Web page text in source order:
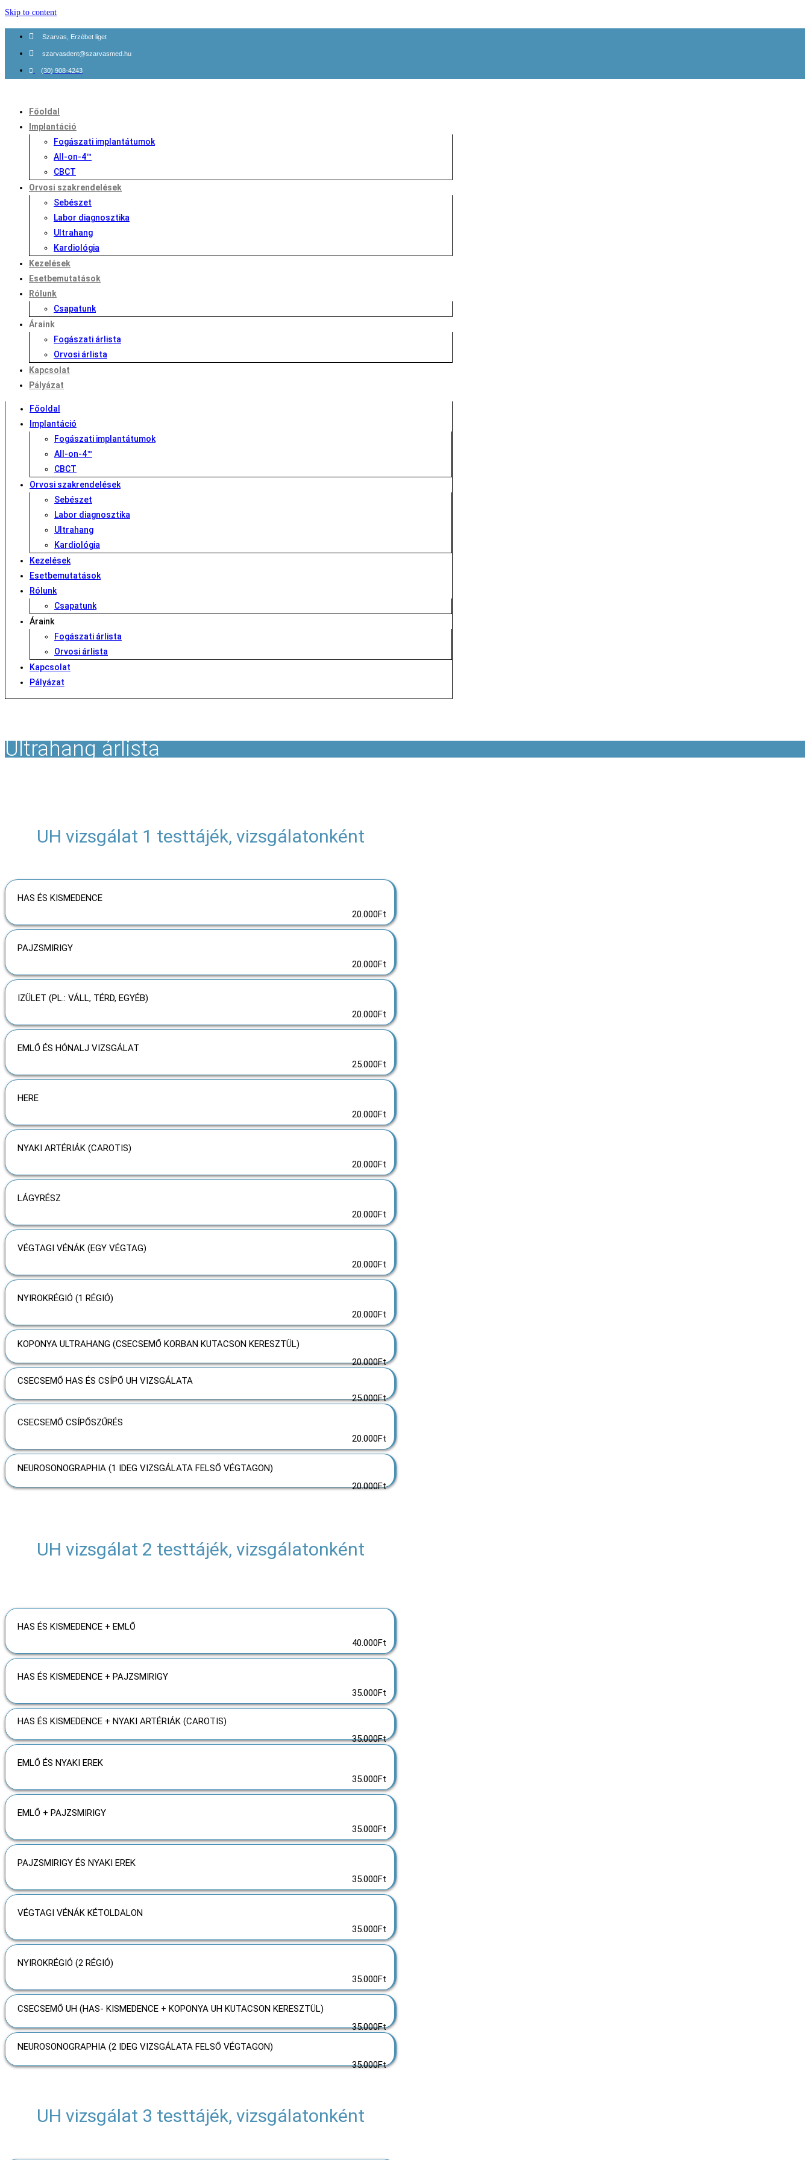
Skip to content
Szarvas, Erzébet liget
szarvasdent@szarvasmed.hu
(30) 908-4243
Főoldal
Implantáció
Fogászati implantátumok
All-on-4™
CBCT
Orvosi szakrendelések
Sebészet
Labor diagnosztika
Ultrahang
Kardiológia
Kezelések
Esetbemutatások
Rólunk
Csapatunk
Áraink
Fogászati árlista
Orvosi árlista
Kapcsolat
Pályázat
Főoldal
Implantáció
Fogászati implantátumok
All-on-4™
CBCT
Orvosi szakrendelések
Sebészet
Labor diagnosztika
Ultrahang
Kardiológia
Kezelések
Esetbemutatások
Rólunk
Csapatunk
Áraink
Fogászati árlista
Orvosi árlista
Kapcsolat
Pályázat
Ultrahang árlista
UH vizsgálat 1 testtájék, vizsgálatonként
HAS ÉS KISMEDENCE
20.000Ft
PAJZSMIRIGY
20.000Ft
IZÜLET (PL.: VÁLL, TÉRD, EGYÉB)
20.000Ft
EMLŐ ÉS HÓNALJ VIZSGÁLAT
25.000Ft
HERE
20.000Ft
NYAKI ARTÉRIÁK (CAROTIS)
20.000Ft
LÁGYRÉSZ
20.000Ft
VÉGTAGI VÉNÁK (EGY VÉGTAG)
20.000Ft
NYIROKRÉGIÓ (1 RÉGIÓ)
20.000Ft
KOPONYA ULTRAHANG (CSECSEMŐ KORBAN KUTACSON KERESZTÜL)
20.000Ft
CSECSEMŐ HAS ÉS CSÍPŐ UH VIZSGÁLATA
25.000Ft
CSECSEMŐ CSÍPŐSZŰRÉS
20.000Ft
NEUROSONOGRAPHIA (1 IDEG VIZSGÁLATA FELSŐ VÉGTAGON)
20.000Ft
UH vizsgálat 2 testtájék, vizsgálatonként
HAS ÉS KISMEDENCE + EMLŐ
40.000Ft
HAS ÉS KISMEDENCE + PAJZSMIRIGY
35.000Ft
HAS ÉS KISMEDENCE + NYAKI ARTÉRIÁK (CAROTIS)
35.000Ft
EMLŐ ÉS NYAKI EREK
35.000Ft
EMLŐ + PAJZSMIRIGY
35.000Ft
PAJZSMIRIGY ÉS NYAKI EREK
35.000Ft
VÉGTAGI VÉNÁK KÉTOLDALON
35.000Ft
NYIROKRÉGIÓ (2 RÉGIÓ)
35.000Ft
CSECSEMŐ UH (HAS- KISMEDENCE + KOPONYA UH KUTACSON KERESZTÜL)
35.000Ft
NEUROSONOGRAPHIA (2 IDEG VIZSGÁLATA FELSŐ VÉGTAGON)
35.000Ft
UH vizsgálat 3 testtájék, vizsgálatonként